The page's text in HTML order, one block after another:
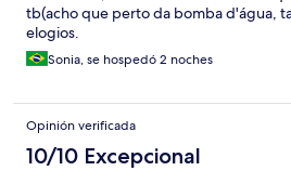
tb(acho que perto da bomba d'água,
elogios.
Sonia, se hospedó 2 noches
Opinión verificada
10/10 Excepcional